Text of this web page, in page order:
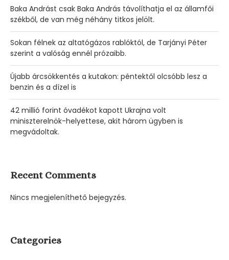
Baka Andrást csak Baka András távolíthatja el az államfői
székből, de van még néhány titkos jelölt.
Sokan félnek az altatógázos rablóktól, de Tarjányi Péter
szerint a valóság ennél prózaibb.
Újabb árcsökkentés a kutakon: péntektől olcsóbb lesz a
benzin és a dízel is
42 millió forint óvadékot kapott Ukrajna volt
miniszterelnök-helyettese, akit három ügyben is
megvádoltak.
Recent Comments
Nincs megjeleníthető bejegyzés.
Categories